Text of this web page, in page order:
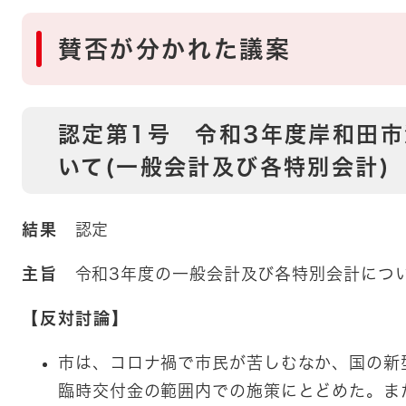
賛否が分かれた議案
認定第1号 令和3年度岸和田市
いて(一般会計及び各特別会計)​
結果 認定​
主旨 令和3年度の一般会計及び各特別会計につ
【反対討論】
市は、コロナ禍で市民が苦しむなか、国の
臨時交付金の範囲内での施策にとどめた。